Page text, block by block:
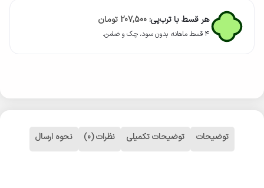
هر قسط با ترب‌پی: 207,500 تومان
۴ قسط ماهانه. بدون سود، چک و ضامن.
توضیحات توضیحات تکمیلی نظرات (0) نحوه ارسال